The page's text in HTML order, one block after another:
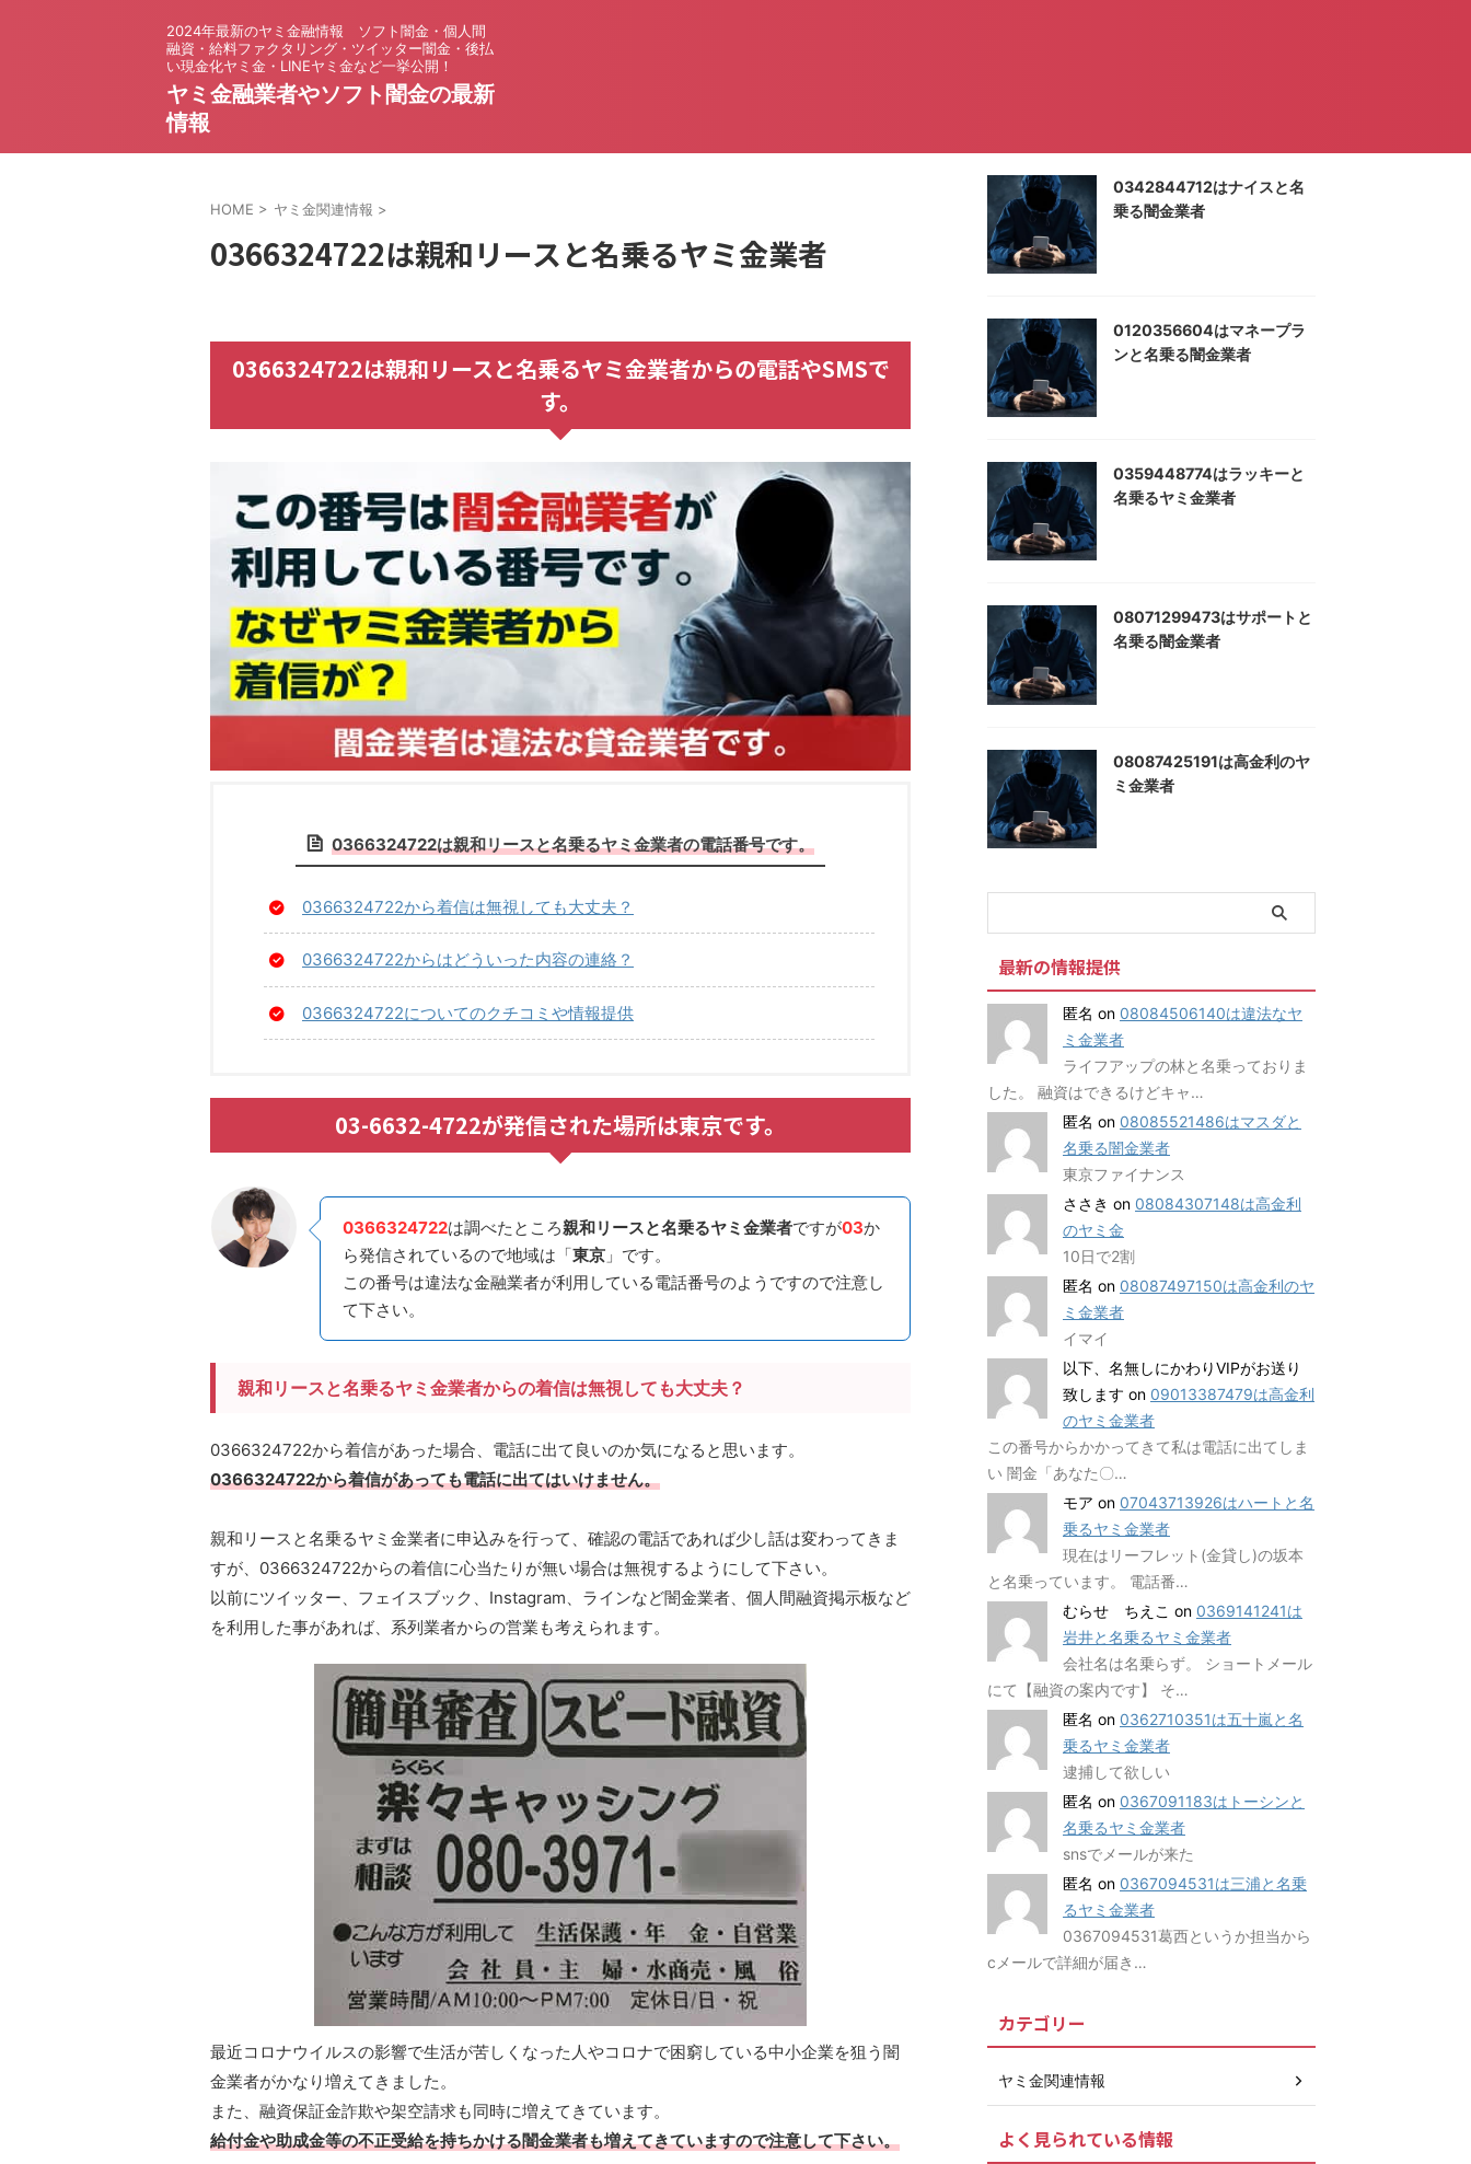
2024年最新のヤミ金融情報 ソフト闇金・個人間
融資・給料ファクタリング・ツイッター闇金・後払
い現金化ヤミ金・LINEヤミ金など一挙公開！
ヤミ金融業者やソフト闇金の最新
情報
HOME > ヤミ金関連情報 >
0366324722は親和リースと名乗るヤミ金業者
0366324722は親和リースと名乗るヤミ金業者からの電話やSMSで
す。
0366324722は親和リースと名乗るヤミ金業者の電話番号です。
0366324722から着信は無視しても大丈夫？
0366324722からはどういった内容の連絡？
0366324722についてのクチコミや情報提供
03-6632-4722が発信された場所は東京です。
0366324722は調べたところ親和リースと名乗るヤミ金業者ですが03か
ら発信されているので地域は「東京 」です。
この番号は違法な金融業者が利用している電話番号のようですので注意し
て下さい。
親和リースと名乗るヤミ金業者からの着信は無視しても大丈夫？
0366324722から着信があった場合、電話に出て良いのか気になると思います。
0366324722から着信があっても電話に出てはいけません。
親和リースと名乗るヤミ金業者に申込みを行って、確認の電話であれば少し話は変わってきま
すが、0366324722からの着信に心当たりが無い場合は無視するようにして下さい。
以前にツイッター、フェイスブック、Instagram、ラインなど闇金業者、個人間融資掲示板など
を利用した事があれば、系列業者からの営業も考えられます。
最近コロナウイルスの影響で生活が苦しくなった人やコロナで困窮している中小企業を狙う闇
金業者がかなり増えてきました。
また、融資保証金詐欺や架空請求も同時に増えてきています。
給付金や助成金等の不正受給を持ちかける闇金業者も増えてきていますので注意して下さい。
0342844712はナイスと名
乗る闇金業者
0120356604はマネープラ
ンと名乗る闇金業者
0359448774はラッキーと
名乗るヤミ金業者
08071299473はサポートと
名乗る闇金業者
08087425191は高金利のヤ
ミ金業者
最新の情報提供
匿名 on 08084506140は違法なヤ
ミ金業者
ライフアップの林と名乗っておりま
した。 融資はできるけどキャ…
匿名 on 08085521486はマスダと
名乗る闇金業者
東京ファイナンス
ささき on 08084307148は高金利
のヤミ金
10日で2割
匿名 on 08087497150は高金利のヤ
ミ金業者
イマイ
以下、名無しにかわりVIPがお送り
致します on 09013387479は高金利
のヤミ金業者
この番号からかかってきて私は電話に出てしま
い 闇金「あなた〇…
モア on 07043713926はハートと名
乗るヤミ金業者
現在はリーフレット(金貸し)の坂本
と名乗っています。 電話番…
むらせ ちえこ on 0369141241は
岩井と名乗るヤミ金業者
会社名は名乗らず。 ショートメール
にて【融資の案内です】 そ…
匿名 on 0362710351は五十嵐と名
乗るヤミ金業者
逮捕して欲しい
匿名 on 0367091183はトーシンと
名乗るヤミ金業者
snsでメールが来た
匿名 on 0367094531は三浦と名乗
るヤミ金業者
0367094531葛西というか担当から
cメールで詳細が届き…
カテゴリー
ヤミ金関連情報
よく見られている情報